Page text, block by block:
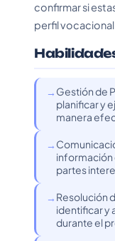
confirmar si
perfil
Gestión de
planificar y
manera
información
partes
Resolución
identificar y
durante el